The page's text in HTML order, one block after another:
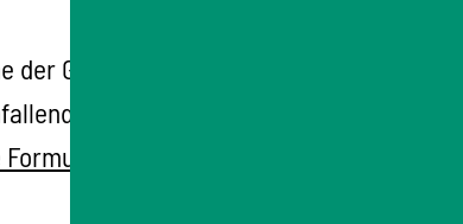
Gebühr wird durch die
Gebühren kann ein SEPA-